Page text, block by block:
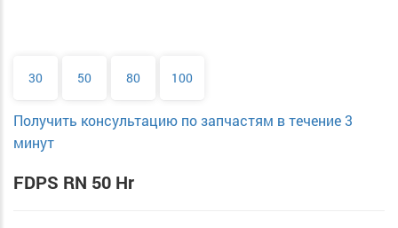
30 50 80 100
Получить консультацию по запчастям в течение 3
минут
FDPS RN 50 Hr